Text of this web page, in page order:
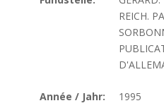
REICH.
Année / Jahr: 1995